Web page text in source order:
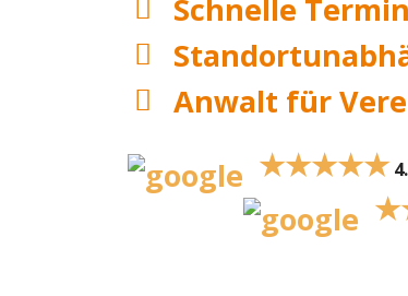
Schnelle
Anwalt für
★★★★★